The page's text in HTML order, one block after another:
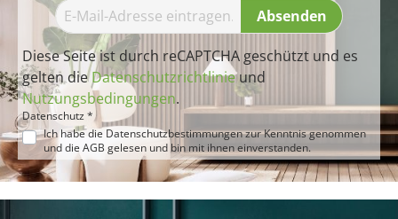
Absenden
Diese Seite ist durch reCAPTCHA geschützt und es
gelten dieDatenschutzrichtlinieund
Nutzungsbedingungen.
Datenschutz *
Ich habe die Datenschutzbestimmungenzur Kenntnis genommen
und die AGB gelesen und bin mit ihnen einverstanden.